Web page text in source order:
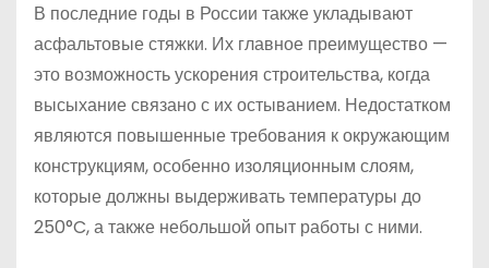
В последние годы в России также укладывают
асфальтовые стяжки. Их главное преимущество —
это возможность ускорения строительства, когда
высыхание связано с их остыванием. Недостатком
являются повышенные требования к окружающим
конструкциям, особенно изоляционным слоям,
которые должны выдерживать температуры до
250°C, а также небольшой опыт работы с ними.